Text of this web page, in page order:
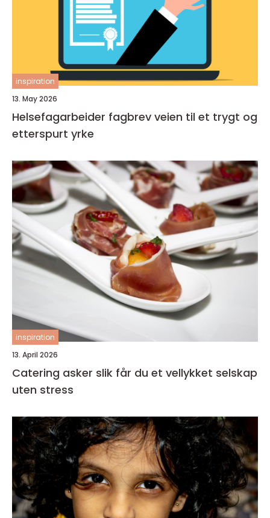
inspiration
13. May 2026
Helsefagarbeider fagbrev veien til et trygt og
etterspurt yrke
inspiration
13. April 2026
Catering asker slik får du et vellykket selskap
uten stress